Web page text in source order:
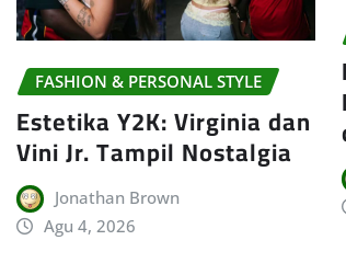
FASHION & PERSONAL STYLE
Estetika Y2K: Virginia dan
Vini Jr. Tampil Nostalgia
Jonathan Brown
Agu 4, 2026